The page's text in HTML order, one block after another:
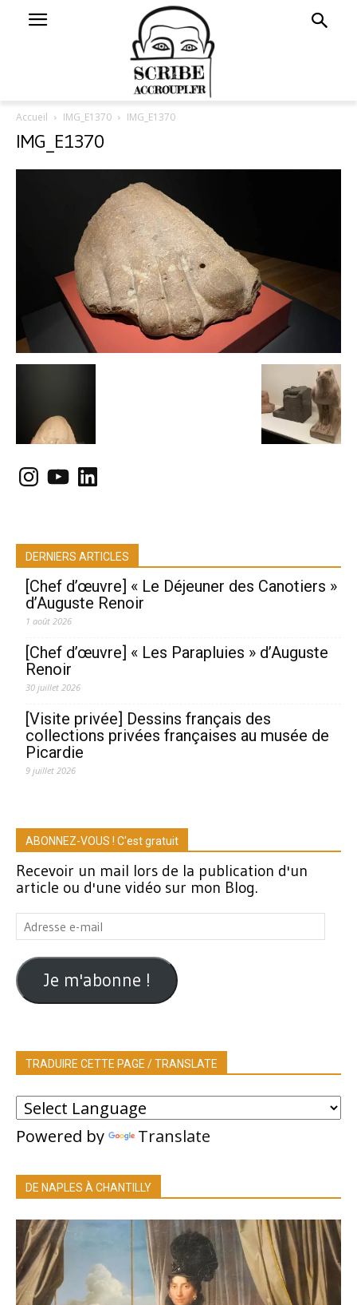
Accueil IMG_E1370 IMG_E1370
IMG_E1370
Instagram
YouTubeLinkedIn
DERNIERS ARTICLES
[Chef d’œuvre] « Le Déjeuner des Canotiers »
d’Auguste Renoir
1 août 2026
[Chef d’œuvre] « Les Parapluies » d’Auguste
Renoir
30 juillet 2026
[Visite privée] Dessins français des
collections privées françaises au musée de
Picardie
9 juillet 2026
ABONNEZ-VOUS ! C'est gratuit
Recevoir un mail lors de la publication d'un
article ou d'une vidéo sur mon Blog.
Adresse
e-
mail
Je m'abonne !
TRADUIRE CETTE PAGE / TRANSLATE
Powered by Translate
DE NAPLES À CHANTILLY